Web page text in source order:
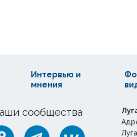
сообщества
Интервью и
мнения